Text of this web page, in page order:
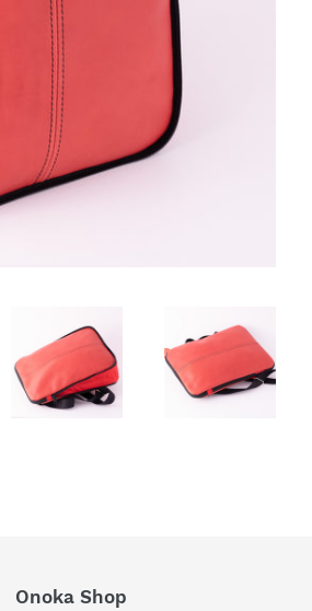
Onoka Shop